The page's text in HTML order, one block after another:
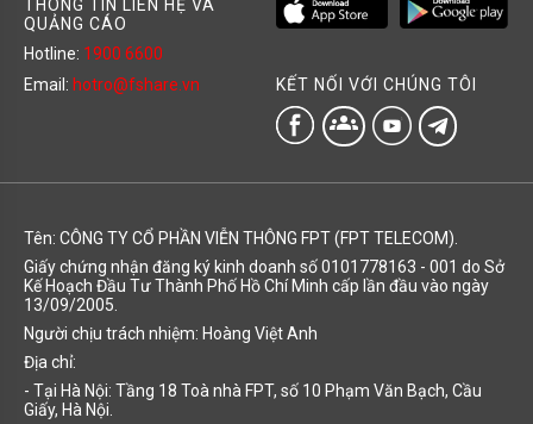
THÔNG TIN LIÊN HỆ VÀ
QUẢNG CÁO
Hotline: 1900 6600
Email: hotro@fshare.vn KẾT NỐI VỚI CHÚNG TÔI
groups
Tên: CÔNG TY CỔ PHẦN VIỄN THÔNG FPT (FPT TELECOM).
Giấy chứng nhận đăng ký kinh doanh số 0101778163 - 001 do Sở
Kế Hoạch Đầu Tư Thành Phố Hồ Chí Minh cấp lần đầu vào ngày
13/09/2005.
Người chịu trách nhiệm: Hoàng Việt Anh
Địa chỉ:
- Tại Hà Nội: Tầng 18 Toà nhà FPT, số 10 Phạm Văn Bạch, Cầu
Giấy, Hà Nội.